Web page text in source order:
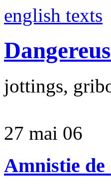
english texts
jottings,
27 mai 06
Amnistie